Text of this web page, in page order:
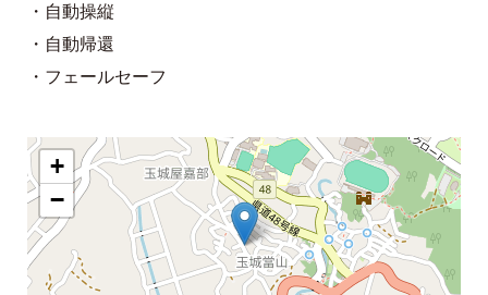
・自動操縦
・自動帰還
・フェールセーフ
+
−